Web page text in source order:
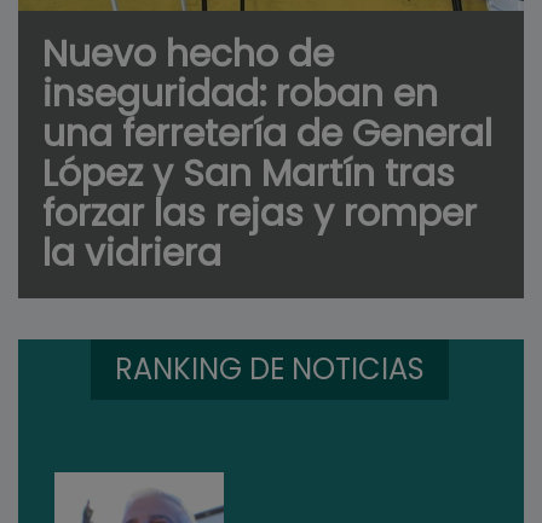
Nuevo hecho de
inseguridad: roban en
una ferretería de General
López y San Martín tras
forzar las rejas y romper
la vidriera
RANKING DE NOTICIAS